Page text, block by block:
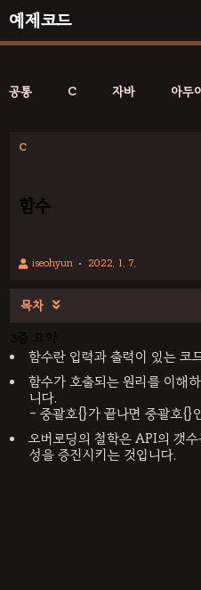
예제코드
공통 C 자바 아두
C
함수
iseohyun 2022. 1. 7.
목차 
3줄 요약
함수란 입력과 출력이 있는 코
함수가 호출되는 원리를 이해
니다.
- 중괄호{}가 끝나면 중괄호{}
오버로딩의 철학은 API의 갯
성을 증진시키는 것입니다.